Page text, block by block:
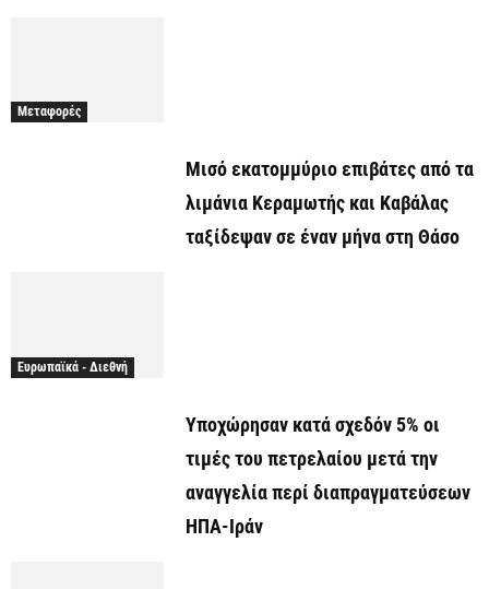
Μεταφορές
Μισό εκατομμύριο επιβάτες από τα
λιμάνια Κεραμωτής και Καβάλας
ταξίδεψαν σε έναν μήνα στη Θάσο
Ευρωπαϊκά - Διεθνή
Υποχώρησαν κατά σχεδόν 5% οι
τιμές του πετρελαίου μετά την
αναγγελία περί διαπραγματεύσεων
ΗΠΑ-Ιράν